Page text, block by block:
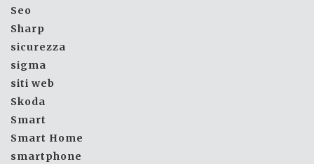
Seo
Sharp
sicurezza
sigma
siti web
Skoda
Smart
Smart Home
smartphone